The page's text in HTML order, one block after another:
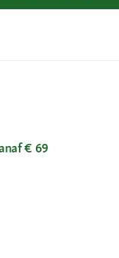
€ 69